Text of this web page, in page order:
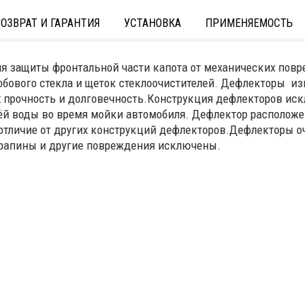
И ГАРАНТИЯ УСТАНОВКА ПРИМЕНЯЕМОСТЬ
защиты фронтальной части капота от механических
стекла и щеток стеклоочистителей. Дефлекторы
и долговечность.Конструкция дефлекторов
воды во время мойки автомобиля. Дефлектор
от других конструкций дефлекторов.Дефлекторы
и другие повреждения исключены.